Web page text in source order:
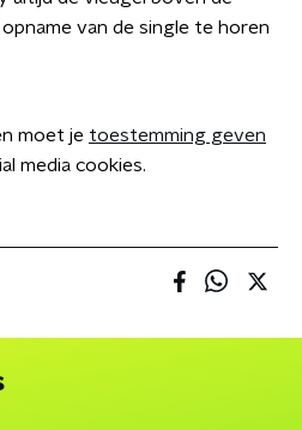
van de single te horen
moet je toestemming geven
media cookies.